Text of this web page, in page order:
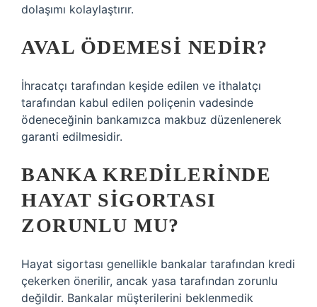
dolaşımı kolaylaştırır.
AVAL ÖDEMESI NEDIR?
İhracatçı tarafından keşide edilen ve ithalatçı
tarafından kabul edilen poliçenin vadesinde
ödeneceğinin bankamızca makbuz düzenlenerek
garanti edilmesidir.
BANKA KREDILERINDE
HAYAT SIGORTASI
ZORUNLU MU?
Hayat sigortası genellikle bankalar tarafından kredi
çekerken önerilir, ancak yasa tarafından zorunlu
değildir. Bankalar müşterilerini beklenmedik